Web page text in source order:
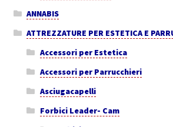
ANNABIS
ATTREZZATURE PER ESTETICA E
Accessori per Estetica
Accessori per Parrucchieri
Asciugacapelli
Forbici Leader- Cam